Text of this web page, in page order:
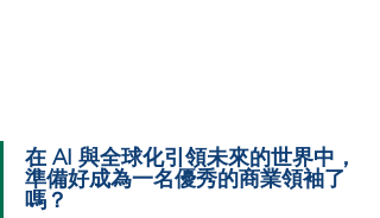
在 AI 與全球化引領未來的世界中，
準備好成為一名優秀的商業領袖了
嗎？